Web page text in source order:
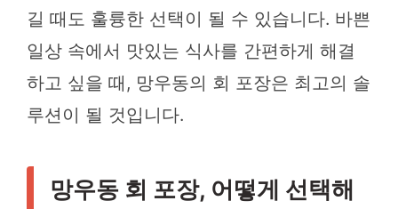
길 때도 훌륭한 선택이 될 수 있습니다. 바쁜
일상 속에서 맛있는 식사를 간편하게 해결
하고 싶을 때, 망우동의 회 포장은 최고의 솔
루션이 될 것입니다.
망우동 회 포장, 어떻게 선택해